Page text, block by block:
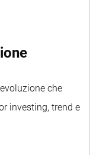
che
investing, trend e